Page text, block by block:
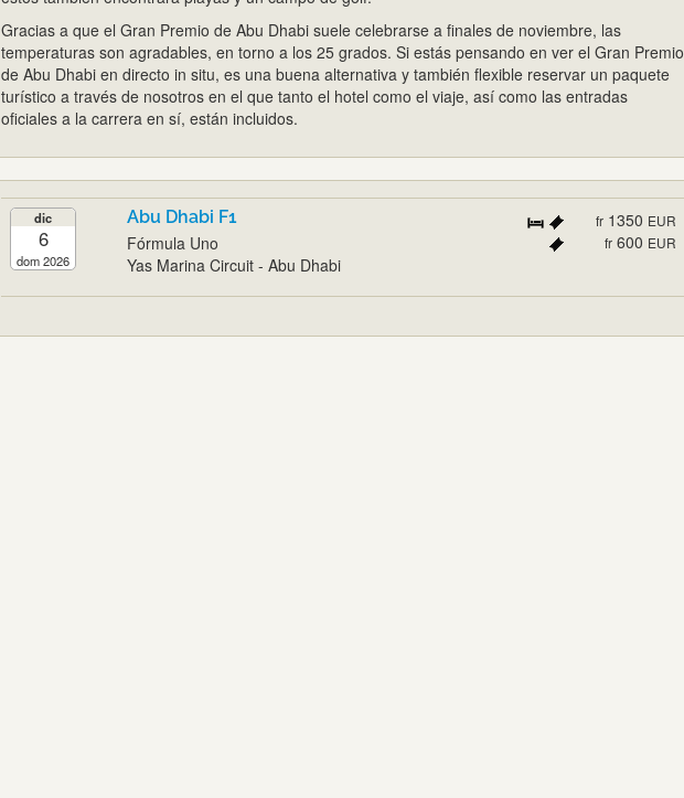
Gracias a que el Gran Premio de Abu Dhabi suele celebrarse a finales de noviembre, las
temperaturas son agradables, en torno a los 25 grados. Si estás pensando en ver el Gran Premio
de Abu Dhabi en directo in situ, es una buena alternativa y también flexible reservar un paquete
turístico a través de nosotros en el que tanto el hotel como el viaje, así como las entradas
oficiales a la carrera en sí, están incluidos.
dic
6
dom 2026
Abu Dhabi F1
Fórmula Uno
Yas Marina Circuit - Abu Dhabi
fr 1350 EUR
fr 600 EUR